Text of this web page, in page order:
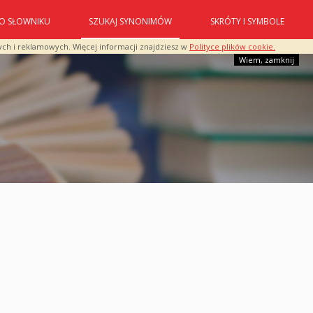
i reklamowych. Więcej informacji znajdziesz w Polityce plików cookie.
Wiem, zamknij
O SŁOWNIKU SZUKAJ SYNONIMÓW SKRÓTY I SYMBOLE